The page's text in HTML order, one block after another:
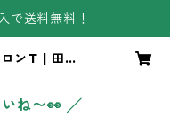
で送料無料！
ンT | 田中
ね〜👀 ╱